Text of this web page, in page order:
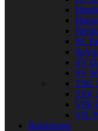
SC
SV
SV
TSG
TSV
VfB
VfL
Bekleidung